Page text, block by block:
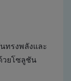
ทรงพลังและ
วยโซลูชัน